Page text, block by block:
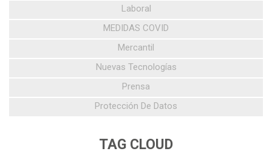
Laboral
MEDIDAS COVID
Mercantil
Nuevas Tecnologías
Prensa
Protección De Datos
TAG CLOUD